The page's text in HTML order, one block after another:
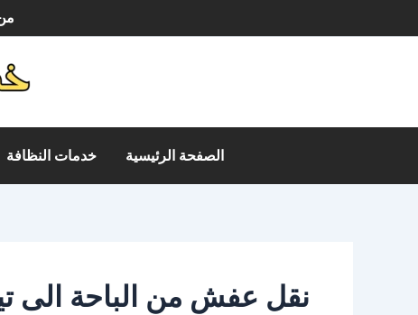
إلى
الصفحة الرئيسية خدمات النظافة
نقل عفش من الباحة الى